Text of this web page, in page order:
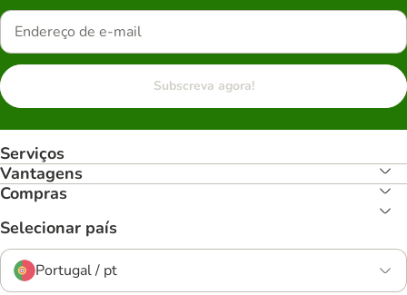
Subscreva agora!
Serviços
Vantagens
Compras
Selecionar país
Portugal / pt